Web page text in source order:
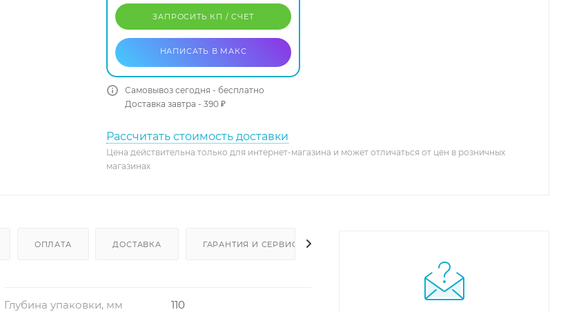
ЗАПРОСИТЬ КП / CЧЕТ
НАПИСАТЬ В МАКС
Самовывоз сегодня - бесплатно
Доставка завтра - 390 ₽
Рассчитать стоимость доставки
Цена действительна только для интернет-магазина и может отличаться от цен в розничных
магазинах
ОПЛАТА ДОСТАВКА ГАРАНТИЯ И СЕРВИС
Глубина упаковки, мм 110